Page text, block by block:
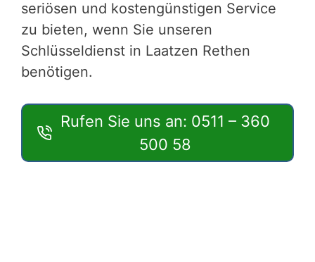
seriösen und kostengünstigen Service
zu bieten, wenn Sie unseren
Schlüsseldienst in Laatzen Rethen
benötigen.
Rufen Sie uns an: 0511 – 360
500 58